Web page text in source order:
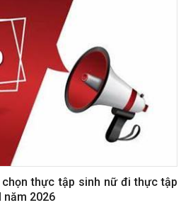
thực tập sinh nữ đi thực tập
năm 2026